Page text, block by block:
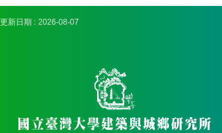
更新日期 2026-08-07